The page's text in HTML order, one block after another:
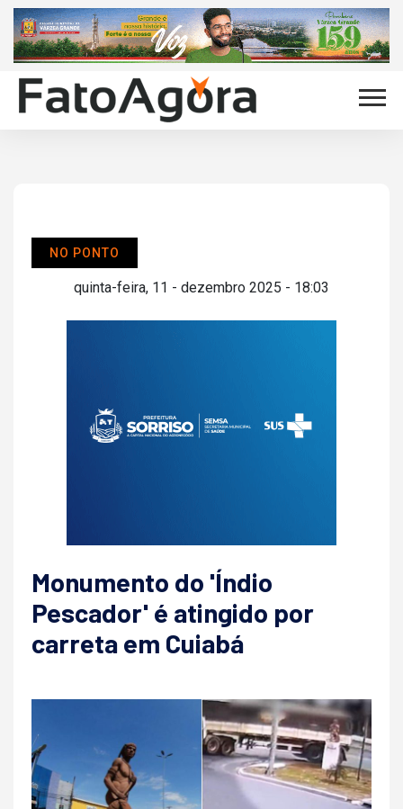
NO PONTO
quinta-feira, 11 - dezembro 2025 - 18:03
Monumento do 'Índio
Pescador' é atingido por
carreta em Cuiabá